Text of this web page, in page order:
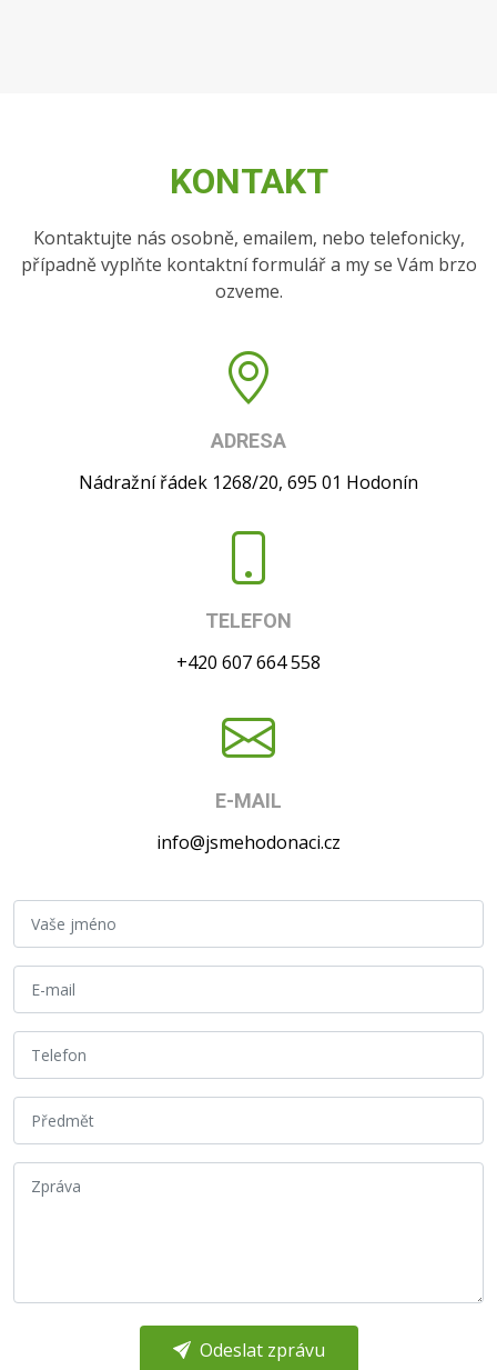
KONTAKT
Kontaktujte nás osobně, emailem, nebo telefonicky,
případně vyplňte kontaktní formulář a my se Vám brzo
ozveme.
ADRESA
Nádražní řádek 1268/20, 695 01 Hodonín
TELEFON
+420 607 664 558
E-MAIL
info@jsmehodonaci.cz
Odeslat zprávu